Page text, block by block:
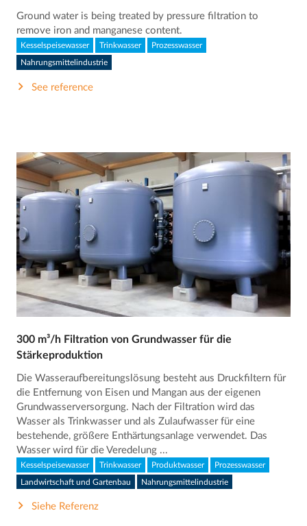
Ground water is being treated by pressure filtration to
remove iron and manganese content.
Kesselspeisewasser Trinkwasser Prozesswasser
Nahrungsmittelindustrie
See reference
300 m³/h Filtration von Grundwasser für die
Stärkeproduktion
Die Wasseraufbereitungslösung besteht aus Druckfiltern für
die Entfernung von Eisen und Mangan aus der eigenen
Grundwasserversorgung. Nach der Filtration wird das
Wasser als Trinkwasser und als Zulaufwasser für eine
bestehende, größere Enthärtungsanlage verwendet. Das
Wasser wird für die Veredelung ...
Kesselspeisewasser Trinkwasser Produktwasser Prozesswasser
Landwirtschaft und Gartenbau Nahrungsmittelindustrie
Siehe Referenz